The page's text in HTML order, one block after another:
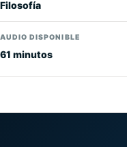
Filosofía
AUDIO DISPONIBLE
61 minutos